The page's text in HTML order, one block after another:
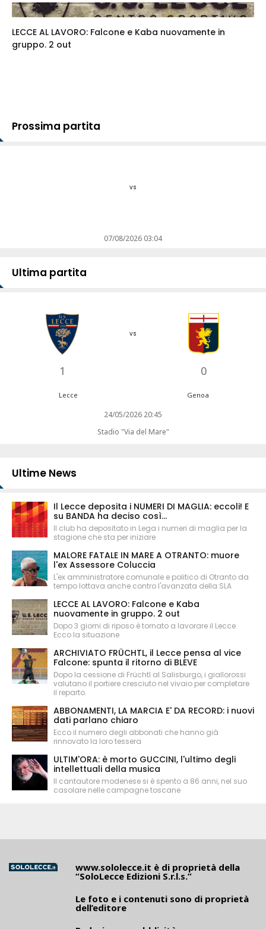
LECCE AL LAVORO: Falcone e Kaba nuovamente in
gruppo. 2 out
Prossima partita
vs
07/08/2026 03:04
Ultima partita
1
vs
0
Lecce Genoa
24/05/2026 20:45
Stadio "Via del Mare"
Ultime News
Il Lecce deposita i NUMERI DI MAGLIA: eccoli! E
su BANDA ha deciso così...
Il club ha depositato in Lega i numeri di maglia per la
stagione che sta per iniziare
MALORE FATALE IN MARE A OTRANTO: muore
l'ex Assessore Coluccia
L'ex amministratore comunale e politico di Otranto da
tempo lottava anche contro l'avanzata della SLA
LECCE AL LAVORO: Falcone e Kaba
nuovamente in gruppo. 2 out
Dopo 3 giorni di riposo è tornato a lavorare il Lecce.
Ecco la situazione
ARCHIVIATO FRÜCHTL, il Lecce pensa al vice
Falcone: spunta il ritorno di BLEVE
Dopo la cessione di Früchtl al Salisburgo, i giallorossi
valutano il portiere cresciuto nel vivaio per completare
il reparto.
ABBONAMENTI, LA MARCIA E' DA RECORD: i nuovi
dati parlano chiaro
Ecco il numero degli abbonati che hanno già
rinnovato la loro tessera
ULTIM'ORA: è morto GUCCINI, l'ultimo degli
intellettuali della musica
Il cantautore modenese si è spento a 86 anni, nel suo
casolare nelle campagne toscane
www.sololecce.it è di proprietà della
“SoloLecce Edizioni S.r.l.s.”
Le foto e i contenuti sono di proprietà
dell’editore